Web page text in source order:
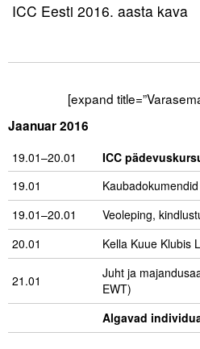
Liikmete pakkumised
Tegevused
Publikatsioonid
Arvamus
Viidad
ICC WBO
ICC komisjonid
ICC Eesti 2016. aasta kava
[expand
Jaanuar 2016
19.01–20.01
ICC
19.01
19.01–20.01
Veoleping,
20.01
Kella Kuue Klubis
21.01
Juht ja
EWT)
Algavad